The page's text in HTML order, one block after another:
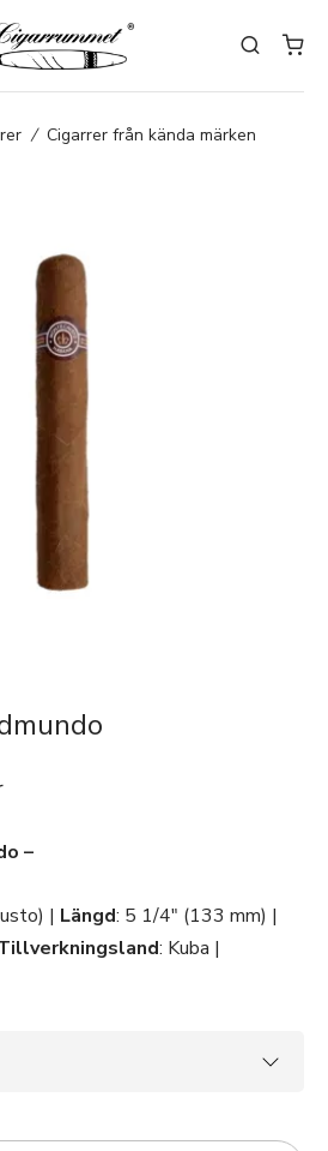
/ Cigarrer från kända märken
–
| Längd: 5 1/4″ (133 mm) |
: Kuba |